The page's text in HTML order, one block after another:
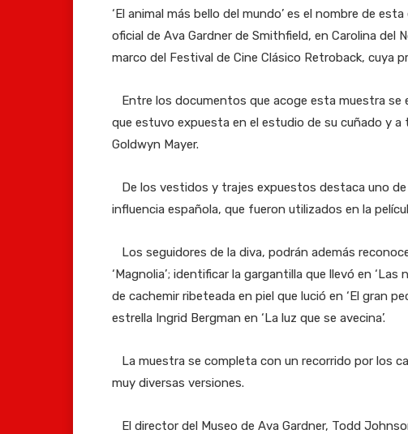
‘El animal más bello del mundo’ es el nombre de
oficial de Ava Gardner de Smithfield, en Carolina del
marco del Festival de Cine Clásico Retroback, cuya
Entre los documentos que acoge esta muestra se
que estuvo expuesta en el estudio de su cuñado y
Goldwyn Mayer.
De los vestidos y trajes expuestos destaca uno
influencia española, que fueron utilizados en la
Los seguidores de la diva, podrán además
‘Magnolia’; identificar la gargantilla que llevó en
de cachemir ribeteada en piel que lució en ‘El gran
estrella Ingrid Bergman en ‘La luz que se avecina’.
La muestra se completa con un recorrido por los
muy diversas versiones.
El director del Museo de Ava Gardner, Todd